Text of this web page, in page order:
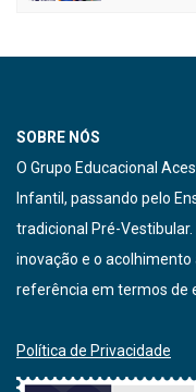
SOBRE NÓS
O Grupo Educacional
Infantil, passando pelo
tradicional Pré-
inovação e o
referência em termos de
Política de Privacidade